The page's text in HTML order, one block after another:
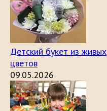
Детский букет из живых
цветов
09.05.2026